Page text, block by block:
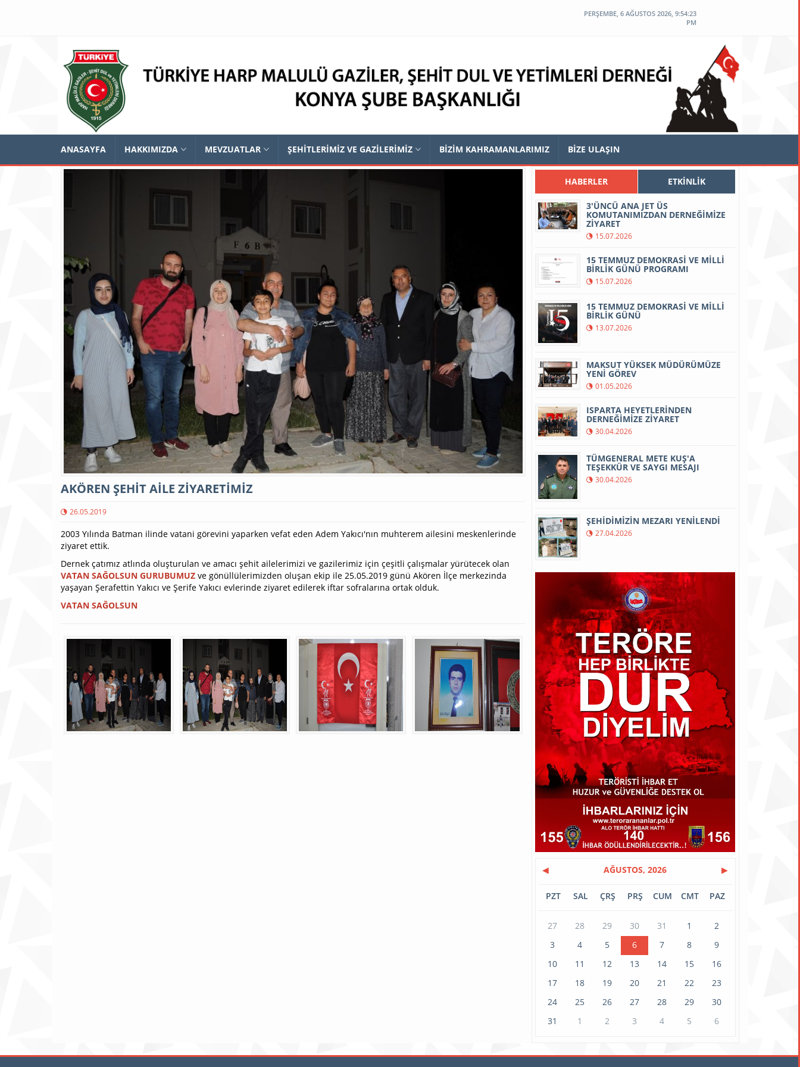
PERŞEMBE, 6 AĞUSTOS 2026, 9:54:24
PM
ANASAYFA HAKKIMIZDA MEVZUATLAR ŞEHİTLERİMİZ VE GAZİLERİMİZ BİZİM KAHRAMANLARIMIZ BİZE ULAŞIN
AKÖREN ŞEHİT AİLE ZİYARETİMİZ
26.05.2019
2003 Yılında Batman ilinde vatani görevini yaparken vefat eden Adem Yakıcı'nın muhterem ailesini meskenlerinde
ziyaret ettik.
Dernek çatımız atlında oluşturulan ve amacı şehit ailelerimizi ve gazilerimiz için çeşitli çalışmalar yürütecek olan
VATAN SAĞOLSUN GURUBUMUZ ve gönüllülerimizden oluşan ekip ile 25.05.2019 günü Akören İlçe merkezinda
yaşayan Şerafettin Yakıcı ve Şerife Yakıcı evlerinde ziyaret edilerek iftar sofralarına ortak olduk.
VATAN SAĞOLSUN
HABERLER ETKİNLİK
3'ÜNCÜ ANA JET ÜS
KOMUTANIMIZDAN DERNEĞİMİZE
ZİYARET
15.07.2026
15 TEMMUZ DEMOKRASİ VE MİLLİ
BİRLİK GÜNÜ PROGRAMI
15.07.2026
15 TEMMUZ DEMOKRASİ VE MİLLİ
BİRLİK GÜNÜ
13.07.2026
MAKSUT YÜKSEK MÜDÜRÜMÜZE
YENİ GÖREV
01.05.2026
ISPARTA HEYETLERİNDEN
DERNEĞİMİZE ZİYARET
30.04.2026
TÜMGENERAL METE KUŞ'A
TEŞEKKÜR VE SAYGI MESAJI
30.04.2026
ŞEHİDİMİZİN MEZARI YENİLENDİ
27.04.2026
◀ AĞUSTOS, 2026 ▶
PZT SAL ÇRŞ PRŞ CUM CMT PAZ
27 28 29 30 31 1
2
3
4 5 6 7 8
9
10
11 12 13 14 15
16
17
18 19 20 21 22
23
24
25 26 27 28 29
30
31
1 2 3 4 5 6